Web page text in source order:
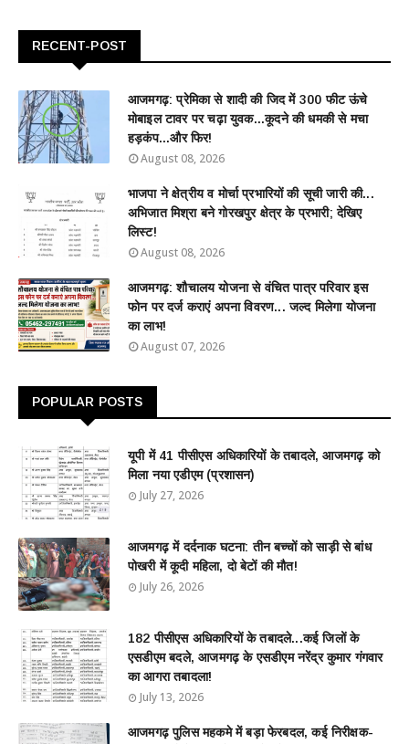
RECENT-POST
आजमगढ़: प्रेमिका से शादी की जिद में 300 फीट ऊंचे
मोबाइल टावर पर चढ़ा युवक...कूदने की धमकी से मचा
हड़कंप...और फिर!
August 08, 2026
भाजपा ने क्षेत्रीय व मोर्चा प्रभारियों की सूची जारी की...
अभिजात मिश्रा बने गोरखपुर क्षेत्र के प्रभारी; देखिए
लिस्ट!
August 08, 2026
आजमगढ़: शौचालय योजना से वंचित पात्र परिवार इस
फोन पर दर्ज कराएं अपना विवरण... जल्द मिलेगा योजना
का लाभ!
August 07, 2026
POPULAR POSTS
यूपी में 41 पीसीएस अधिकारियों के तबादले, आजमगढ़ को
मिला नया एडीएम (प्रशासन)
July 27, 2026
आजमगढ़ में दर्दनाक घटना: तीन बच्चों को साड़ी से बांध
पोखरी में कूदी महिला, दो बेटों की मौत!
July 26, 2026
182 पीसीएस अधिकारियों के तबादले...कई जिलों के
एसडीएम बदले, आजमगढ़ के एसडीएम नरेंद्र कुमार गंगवार
का आगरा तबादला!
July 13, 2026
आजमगढ़ पुलिस महकमे में बड़ा फेरबदल, कई निरीक्षक-